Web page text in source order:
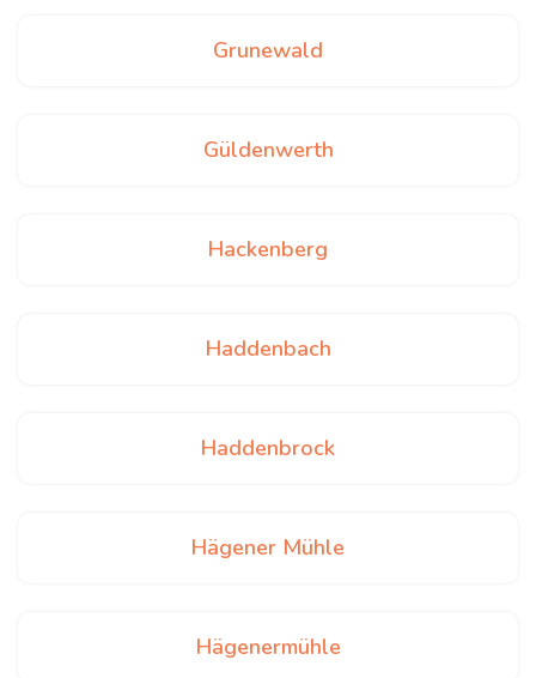
Grunewald
Güldenwerth
Hackenberg
Haddenbach
Haddenbrock
Hägener Mühle
Hägenermühle